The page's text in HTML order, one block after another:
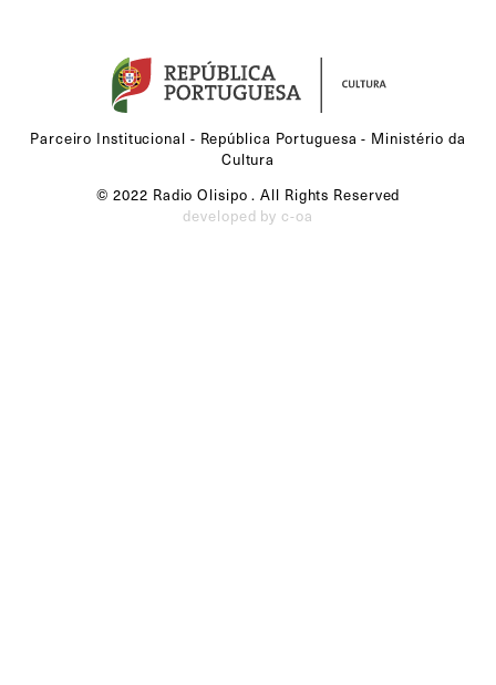
Parceiro Institucional - República Portuguesa - Ministério da
Cultura
© 2022 Radio Olisipo . All Rights Reserved
developed by c-oa